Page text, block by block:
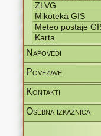
ZLVG
Mikoteka GIS
Meteo postaje
Karta
Napovedi
Povezave
Kontakti
Osebna izkaznica